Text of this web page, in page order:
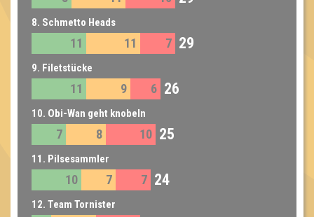
8. Schmetto Heads
11 11 7 29
9. Filetstücke
11 9 6 26
10. Obi-Wan geht knobeln
7 8 10 25
11. Pilsesammler
10 7 7 24
12. Team Tornister